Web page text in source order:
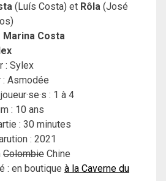
(Luís Costa) et Rôla (José
Marina Costa
: Sylex
: Asmodée
: 1 à 4
: 10 ans
: 30 minutes
: 2021
Colombie Chine
: en boutique à la Caverne du